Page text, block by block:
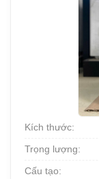
Kích thước:
Trọng lượng:
Cấu tạo: